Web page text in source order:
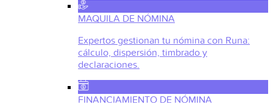
MAQUILA DE NÓMINA
Expertos gestionan tu nómina con Runa:
cálculo, dispersión, timbrado y
declaraciones.
FINANCIAMIENTO DE NÓMINA